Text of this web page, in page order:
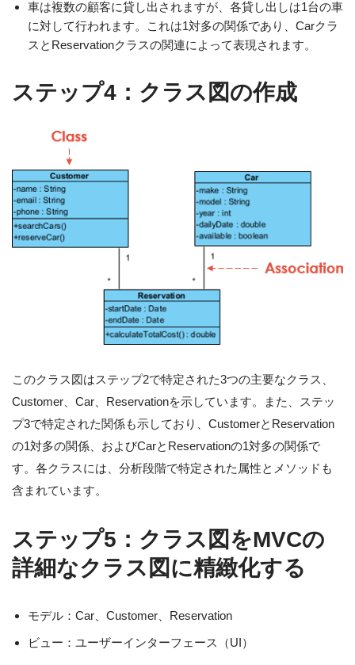
車は複数の顧客に貸し出されますが、各貸し出しは1台の車
に対して行われます。これは1対多の関係であり、Carクラ
スとReservationクラスの関連によって表現されます。
ステップ4：クラス図の作成
このクラス図はステップ2で特定された3つの主要なクラス、
Customer、Car、Reservationを示しています。また、ステッ
プ3で特定された関係も示しており、CustomerとReservation
の1対多の関係、およびCarとReservationの1対多の関係で
す。各クラスには、分析段階で特定された属性とメソッドも
含まれています。
ステップ5：クラス図をMVCの
詳細なクラス図に精緻化する
モデル：Car、Customer、Reservation
ビュー：ユーザーインターフェース（UI）